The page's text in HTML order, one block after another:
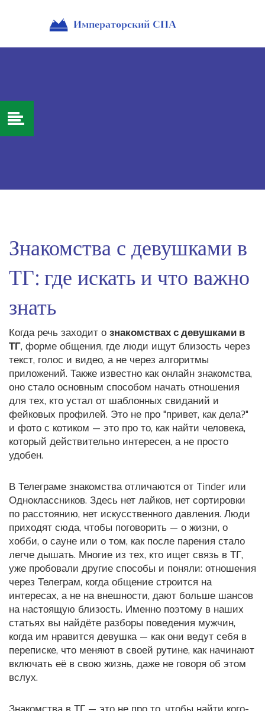
Знакомства с девушками в
ТГ: где искать и что важно
знать
Когда речь заходит о знакомствах с девушками в
ТГ, форме общения, где люди ищут близость через
текст, голос и видео, а не через алгоритмы
приложений. Также известно каконлайн знакомства,
оно стало основным способом начать отношения
для тех, кто устал от шаблонных свиданий и
фейковых профилей. Это не про "привет, как дела?"
и фото с котиком — это про то, как найти человека,
который действительно интересен, а не просто
удобен.
В Телеграме знакомства отличаются от Tinder или
Одноклассников. Здесь нет лайков, нет сортировки
по расстоянию, нет искусственного давления. Люди
приходят сюда, чтобы поговорить — о жизни, о
хобби, о сауне или о том, как после парения стало
легче дышать. Многие из тех, кто ищет связь в ТГ,
уже пробовали другие способы и поняли: отношения
через Телеграм, когда общение строится на
интересах, а не на внешности, дают больше шансов
на настоящую близость. Именно поэтому в наших
статьях вы найдёте разборы поведения мужчин,
когда им нравится девушка — как они ведут себя в
переписке, что меняют в своей рутине, как начинают
включать её в свою жизнь, даже не говоря об этом
вслух.